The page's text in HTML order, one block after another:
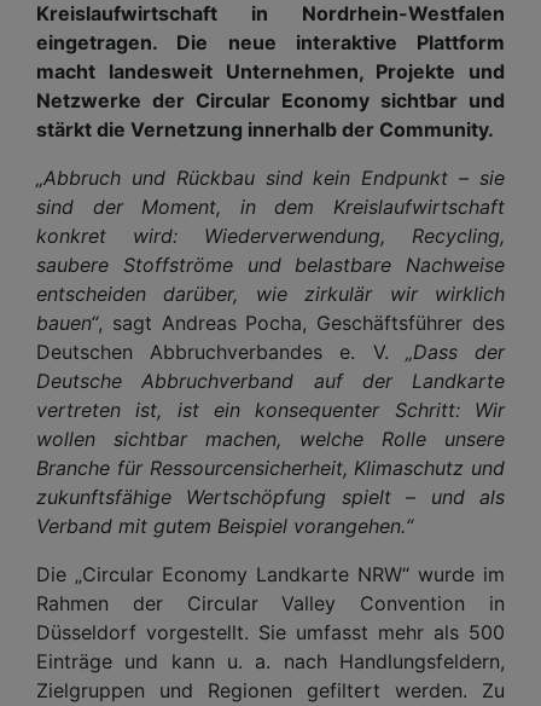
Kreislaufwirtschaft in Nordrhein-Westfalen
eingetragen. Die neue interaktive Plattform
macht landesweit Unternehmen, Projekte und
Netzwerke der Circular Economy sichtbar und
stärkt die Vernetzung innerhalb der Community.
„Abbruch und Rückbau sind kein Endpunkt – sie
sind der Moment, in dem Kreislaufwirtschaft
konkret wird: Wiederverwendung, Recycling,
saubere Stoffströme und belastbare Nachweise
entscheiden darüber, wie zirkulär wir wirklich
bauen“, sagt Andreas Pocha, Geschäftsführer des
Deutschen Abbruchverbandes e. V. „Dass der
Deutsche Abbruchverband auf der Landkarte
vertreten ist, ist ein konsequenter Schritt: Wir
wollen sichtbar machen, welche Rolle unsere
Branche für Ressourcensicherheit, Klimaschutz und
zukunftsfähige Wertschöpfung spielt – und als
Verband mit gutem Beispiel vorangehen.“
Die „Circular Economy Landkarte NRW“ wurde im
Rahmen der Circular Valley Convention in
Düsseldorf vorgestellt. Sie umfasst mehr als 500
Einträge und kann u. a. nach Handlungsfeldern,
Zielgruppen und Regionen gefiltert werden. Zu